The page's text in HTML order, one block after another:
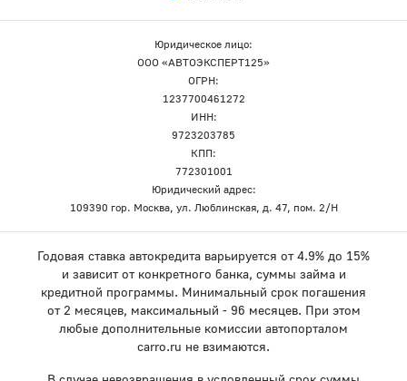
Юридическое лицо:
ООО «АВТОЭКСПЕРТ125»
ОГРН:
1237700461272
ИНН:
9723203785
КПП:
772301001
Юридический адрес:
109390 гор. Москва, ул. Люблинская, д. 47, пом. 2/Н
Годовая ставка автокредита варьируется от 4.9% до 15%
и зависит от конкретного банка, суммы займа и
кредитной программы. Минимальный срок погашения
от 2 месяцев, максимальный - 96 месяцев. При этом
любые дополнительные комиссии автопорталом
carro.ru не взимаются.